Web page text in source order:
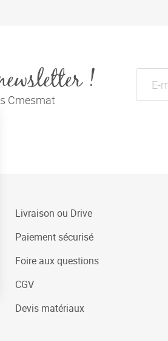
!
Cmesmat
Livraison ou Drive
Paiement sécurisé
Foire aux questions
CGV
Devis matériaux